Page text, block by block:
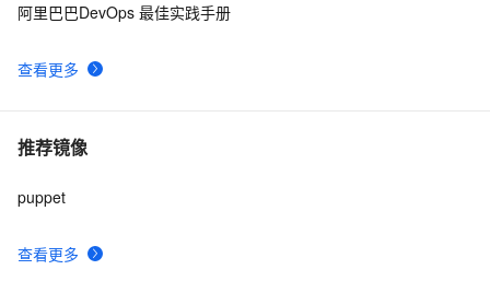
查看更多
阿里巴巴DevOps 最佳实践手册
推荐镜像
查看更多
puppet